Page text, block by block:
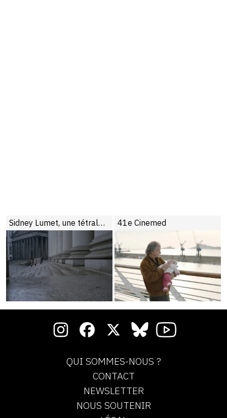
Sidney Lumet, une tétralogie new-yorkaise de la corruption policière 41e Cinemed
QUI SOMMES-NOUS ?
CONTACT
NEWSLETTER
NOUS SOUTENIR